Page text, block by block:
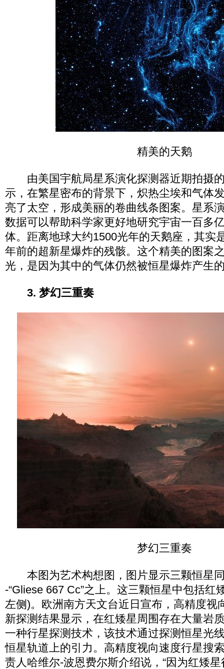
精美的天鹅
由美国宇航局星系演化探测器近期拍摄
示，在繁星密布的背景下，炽热尘埃和气体
亮了太空，形成美丽的卷曲线条图案。星系
数据可以帮助科学家更好地研究宇宙一百多
体。距离地球大约1500光年的天鹅座，其实
年前的超新星爆炸的残骸。这个精美的图案
光，是因为其中的气体仍然被恒星爆炸产生
3. 梦幻三重奏
梦幻三重奏
本图为艺术构想图，图片显示三颗恒星同
-“Gliese 667 Cc”之上。这三颗恒星中包括红
左侧)。欧洲南方天文台近日宣布，高精度视
新探测结果显示，在红矮星周围存在大量岩
一种行星探测技术，该技术通过探测恒星光
恒星轨道上的引力。高精度视向速度行星搜
责人哈维尔-波恩费尔斯介绍说，“因为红矮